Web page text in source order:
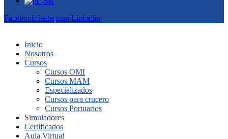
Facebook Instagram Linkedin
Inicio
Nosotros
Cursos
Cursos OMI
Cursos MAM
Especializados
Cursos para crucero
Cursos Portuarios
Simuladores
Certificados
Aula Virtual